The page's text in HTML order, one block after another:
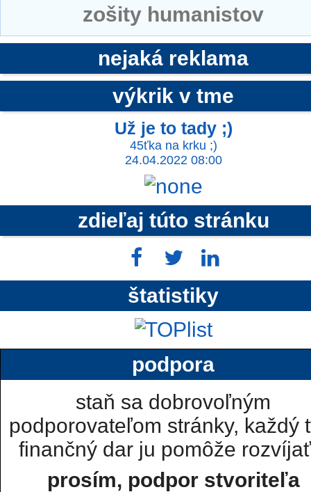
zošity humanistov
nejaká reklama
výkrik v tme
Už je to tady ;)
45ťka na krku ;)
24.04.2022 08:00
zdieľaj túto stránku
štatistiky
podpora
staň sa dobrovoľným
podporovateľom stránky, každý
finančný dar ju pomôže
prosím, podpor stvoriteľa